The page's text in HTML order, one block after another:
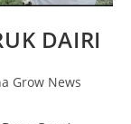
DAIRI
Grow News